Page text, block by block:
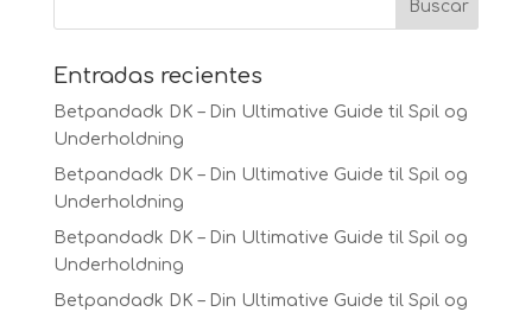
Entradas recientes
Betpandadk DK – Din Ultimative Guide til Spil og
Underholdning
Betpandadk DK – Din Ultimative Guide til Spil og
Underholdning
Betpandadk DK – Din Ultimative Guide til Spil og
Underholdning
Betpandadk DK – Din Ultimative Guide til Spil og